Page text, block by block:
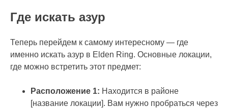
Где искать азур
Теперь перейдем к самому интересному — где
именно искать азур в Elden Ring. Основные локации,
где можно встретить этот предмет:
Расположение 1: Находится в районе
[название локации]. Вам нужно пробраться через